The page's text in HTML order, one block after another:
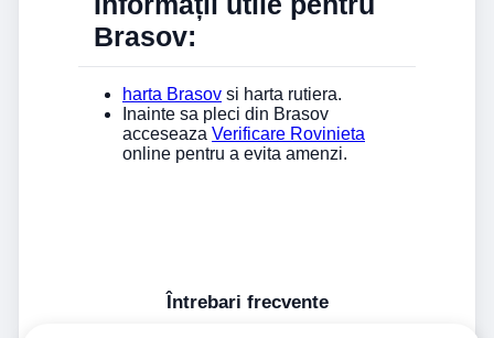
Brasov:
harta Brasov si harta rutiera.
Inainte sa pleci din Brasov
acceseaza Verificare Rovinieta
online pentru a evita amenzi.
Întrebari frecvente